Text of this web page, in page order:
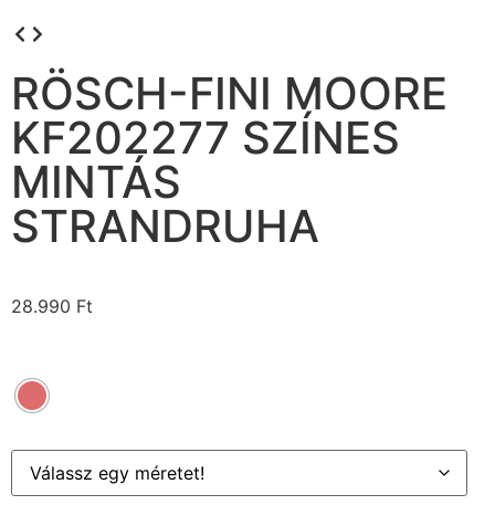
RÖSCH-FINI MOORE
KF202277 SZÍNES
MINTÁS
STRANDRUHA
28.990 Ft